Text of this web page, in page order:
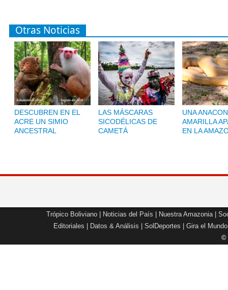
Otras Noticias
DESCUBREN EN EL
ACRE UN SIMIO
ANCESTRAL
LAS MÁSCARAS
SICODÉLICAS DE
CAMETÁ
UNA
AMARILLA
EN LA
Trópico Boliviano Noticias del País Nuestra Amazonia|
Editoriales
Datos & Análisis SolDeportes Gira el Mundo
©